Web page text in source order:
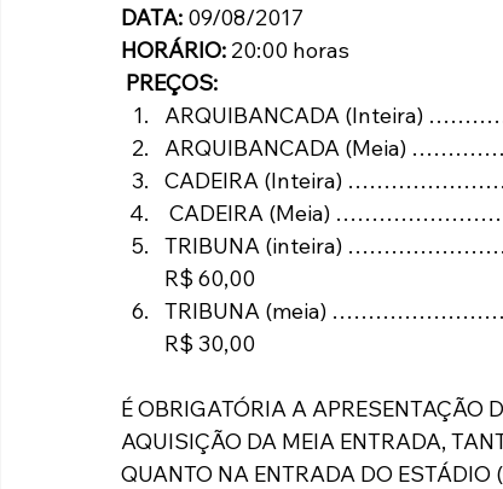
DATA: 09/08/2017
HORÁRIO: 20:00 horas
PREÇOS:
ARQUIBANCADA
ARQUIBANCADA (Meia)
CADEIRA (Inteira)
CADEIRA (Meia)
TRIBUNA (inteira)
R$ 60,00
TRIBUNA (meia)
R$ 30,00
É OBRIGATÓRIA A APRESENTAÇÃO
AQUISIÇÃO DA MEIA ENTRADA,
QUANTO NA ENTRADA DO ESTÁDIO